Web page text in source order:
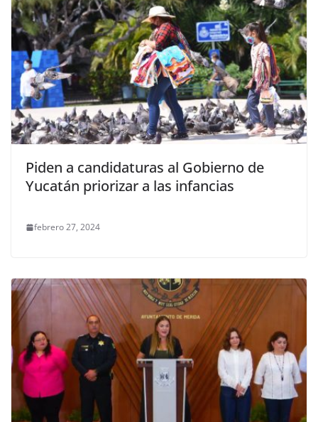
Piden a candidaturas al Gobierno de
Yucatán priorizar a las infancias
febrero 27, 2024